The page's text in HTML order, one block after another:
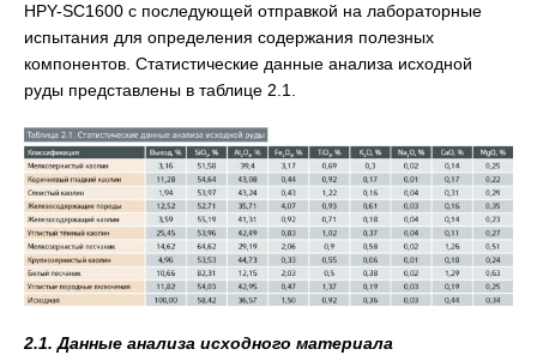
HPY-SC1600 с последующей отправкой на лабораторные
испытания для определения содержания полезных
компонентов. Статистические данные анализа исходной
руды представлены в таблице 2.1.
2.1. Данные анализа исходного материала